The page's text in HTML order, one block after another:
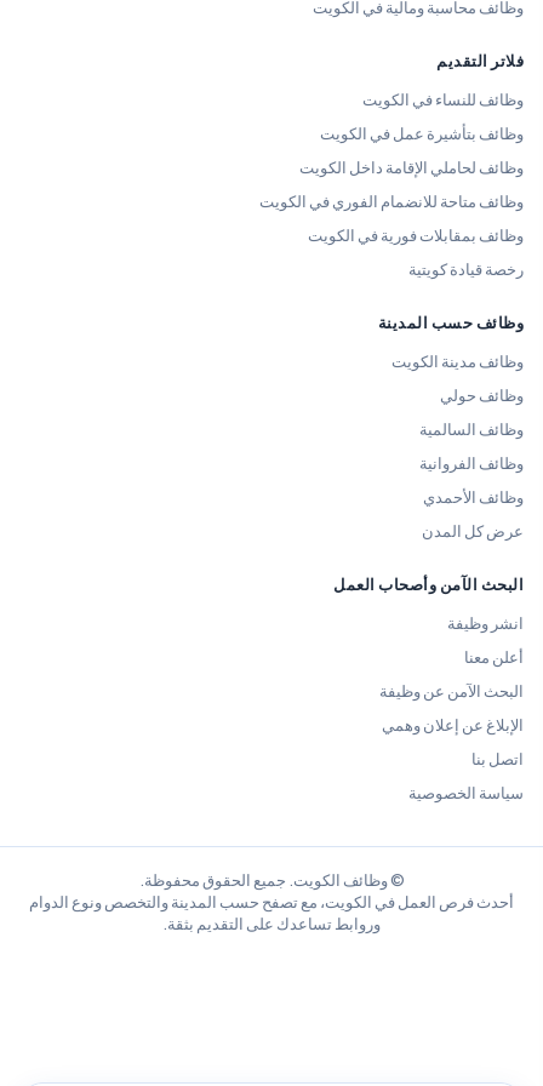
وظائف محاسبة ومالية في الكويت
فلاتر التقديم
وظائف للنساء في الكويت
وظائف بتأشيرة عمل في الكويت
وظائف لحاملي الإقامة داخل الكويت
وظائف متاحة للانضمام الفوري في الكويت
وظائف بمقابلات فورية في الكويت
رخصة قيادة كويتية
وظائف حسب المدينة
وظائف مدينة الكويت
وظائف حولي
وظائف السالمية
وظائف الفروانية
وظائف الأحمدي
عرض كل المدن
البحث الآمن وأصحاب العمل
انشر وظيفة
أعلن معنا
البحث الآمن عن وظيفة
الإبلاغ عن إعلان وهمي
اتصل بنا
سياسة الخصوصية
© وظائف الكويت. جميع الحقوق محفوظة.
أحدث فرص العمل في الكويت، مع تصفح حسب المدينة والتخصص ونوع الدوام
وروابط تساعدك على التقديم بثقة.